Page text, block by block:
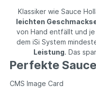
Klassiker wie Sauce
leichten
von Hand entfällt und
dem iSi System
Leistung. Das
Perfekte
CMS Image Card